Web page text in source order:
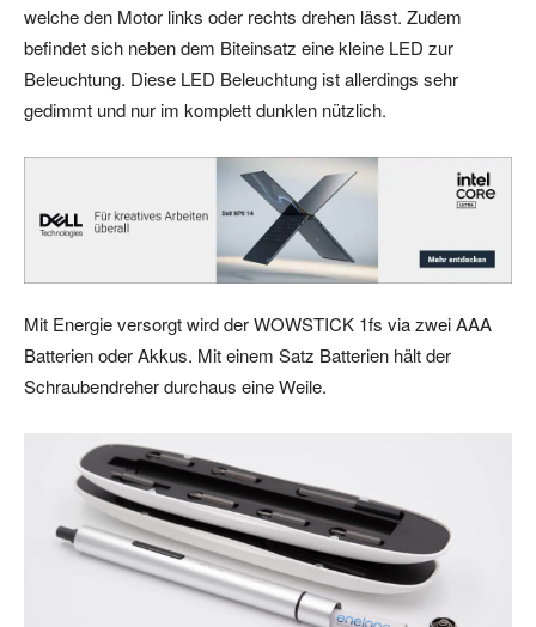
welche den Motor links oder rechts drehen lässt. Zudem
befindet sich neben dem Biteinsatz eine kleine LED zur
Beleuchtung. Diese LED Beleuchtung ist allerdings sehr
gedimmt und nur im komplett dunklen nützlich.
Mit Energie versorgt wird der WOWSTICK 1fs via zwei AAA
Batterien oder Akkus. Mit einem Satz Batterien hält der
Schraubendreher durchaus eine Weile.